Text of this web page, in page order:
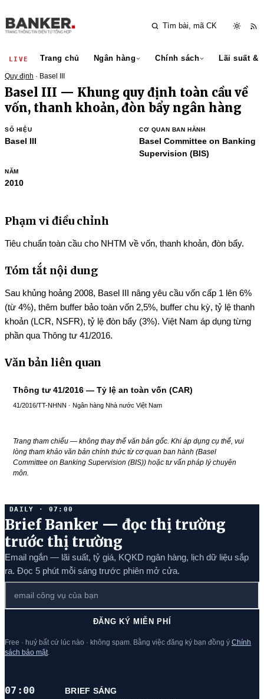
LIVE Trang chủ Ngân hàng Chính sách Lãi suất &
Quy định · Basel III
Basel III — Khung quy định toàn cầu về
vốn, thanh khoản, đòn bẩy ngân hàng
SỐ HIỆU
Basel III
CƠ QUAN BAN HÀNH
Basel Committee on Banking
Supervision (BIS)
NĂM
2010
Phạm vi điều chỉnh
Tiêu chuẩn toàn cầu cho NHTM về vốn, thanh khoản, đòn bẩy.
Tóm tắt nội dung
Sau khủng hoảng 2008, Basel III nâng yêu cầu vốn cấp 1 lên 6%
(từ 4%), thêm buffer bảo toàn vốn 2,5%, buffer chu kỳ, tỷ lệ thanh
khoản (LCR, NSFR), tỷ lệ đòn bẩy (3%). Việt Nam áp dụng từng
phần qua Thông tư 41/2016.
Văn bản liên quan
Thông tư 41/2016 — Tỷ lệ an toàn vốn (CAR)
41/2016/TT-NHNN · Ngân hàng Nhà nước Việt Nam
Trang tham chiếu — không thay thế văn bản gốc. Khi áp dụng cụ thể, vui
lòng tham khảo văn bản chính thức từ cơ quan ban hành (Basel
Committee on Banking Supervision (BIS)) hoặc tư vấn pháp lý chuyên
môn.
DAILY · 07:00
Brief Banker — đọc thị trường
trước thị trường
Email ngắn — lãi suất, tỷ giá, KQKD ngân hàng, lịch dữ liệu sắp
ra. Đọc 5 phút mỗi sáng trước phiên mở cửa.
ĐĂNG KÝ MIỄN PHÍ
Free · huỷ bất cứ lúc nào · không spam. Bằng việc đăng ký bạn đồng ý Chính
sách bảo mật
07:00 BRIEF SÁNG